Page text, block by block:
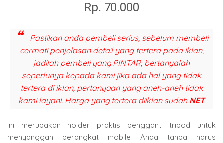
Rp. 70.000
Pastikan anda pembeli serius, sebelum membeli
cermati penjelasan detail yang tertera pada iklan,
jadilah pembeli yang PINTAR, bertanyalah
seperlunya kepada kami jika ada hal yang tidak
tertera di iklan, pertanyaan yang aneh-aneh tidak
kami layani. Harga yang tertera diiklan sudah NET
Ini merupakan holder praktis pengganti tripod untuk
menyanggah perangkat mobile Anda tanpa harus